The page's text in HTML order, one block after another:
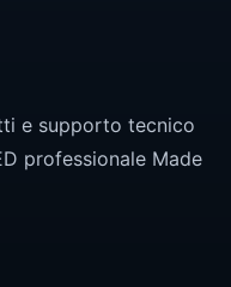
e supporto tecnico
professionale Made